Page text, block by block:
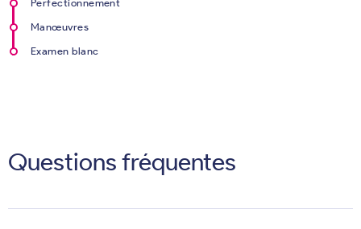
Perfectionnement
Manœuvres
Examen blanc
Questions fréquentes